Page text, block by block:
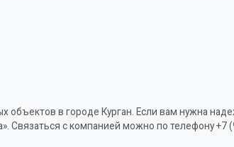
объектов в городе Курган. Если вам нужна
Связаться с компанией можно по телефону +7